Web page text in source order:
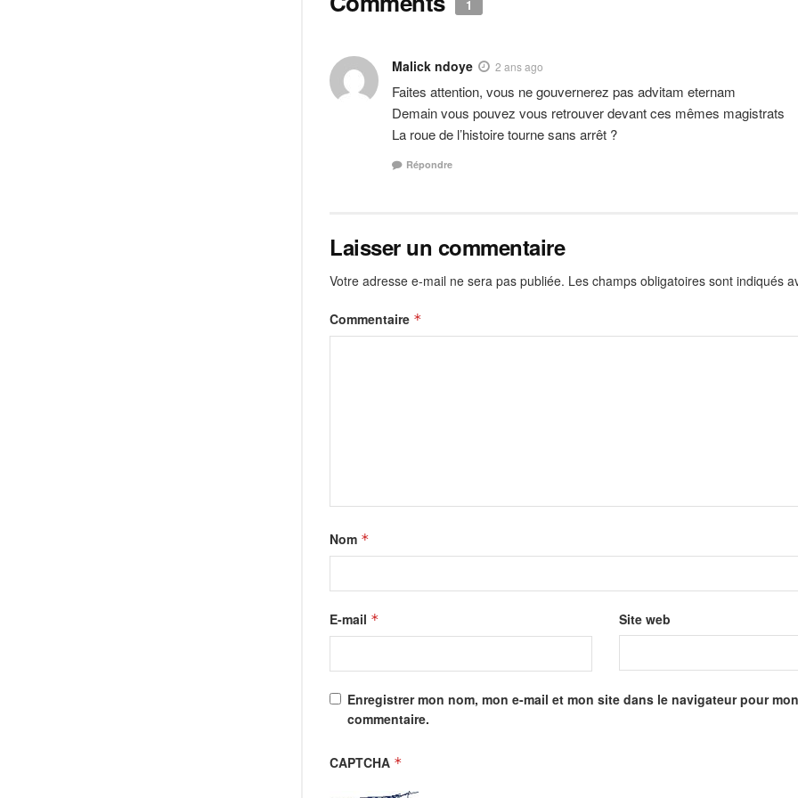
1
Malick ndoye 2 ans ago
Faites attention, vous ne gouvernerez pas advitam eternam
Demain vous pouvez vous retrouver devant ces mêmes magistrats
La roue de l’histoire tourne sans arrêt ?
Répondre
Laisser un commentaire
Votre adresse e-mail ne sera pas publiée. Les champs obligatoires sont indiqués
Commentaire *
Nom *
E-mail * Site web
Enregistrer mon nom, mon e-mail et mon site dans le navigateur pour
commentaire.
CAPTCHA *